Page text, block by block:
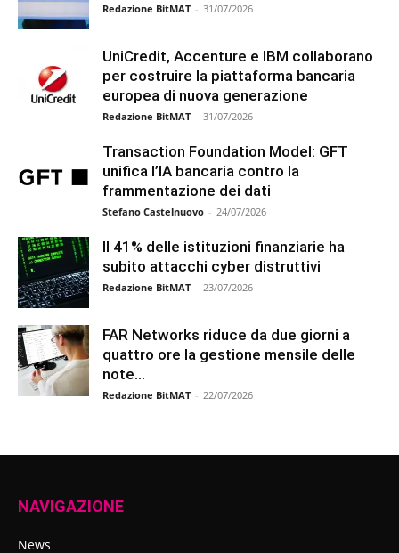
Redazione BitMAT - 31/07/2026
UniCredit, Accenture e IBM collaborano
per costruire la piattaforma bancaria
europea di nuova generazione
Redazione BitMAT - 31/07/2026
Transaction Foundation Model: GFT
unifica l’IA bancaria contro la
frammentazione dei dati
Stefano Castelnuovo - 24/07/2026
Il 41% delle istituzioni finanziarie ha
subito attacchi cyber distruttivi
Redazione BitMAT - 23/07/2026
FAR Networks riduce da due giorni a
quattro ore la gestione mensile delle
note...
Redazione BitMAT - 22/07/2026
NAVIGAZIONE
News